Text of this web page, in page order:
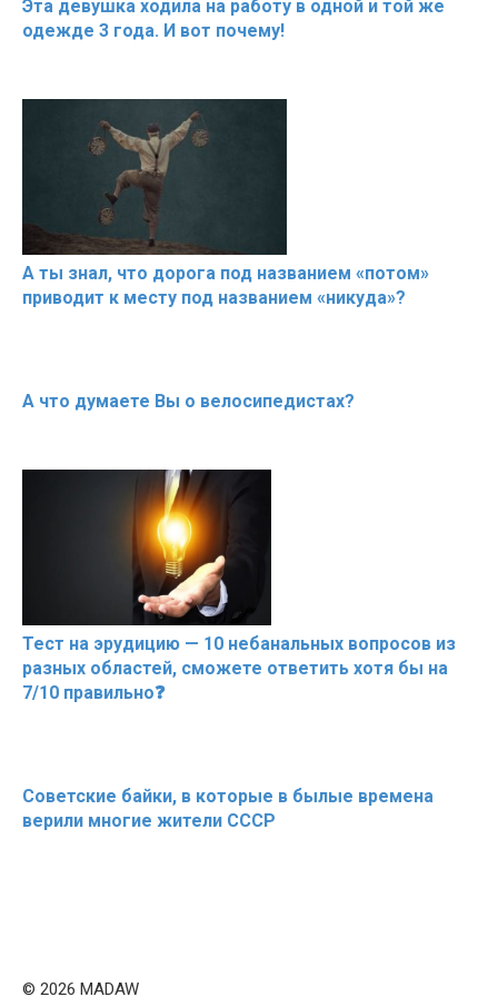
Эта девушка ходила на работу в одной и той же
одежде 3 года. И вот почему!
А ты знал, что дорога под названием «потом»
приводит к месту под названием «никуда»?
А что думаете Вы о велосипедистах?
Тест на эрудицию — 10 небанальных вопросов из
разных областей, сможете ответить хотя бы на
7/10 правильно❓
Советские байки, в которые в былые времена
верили многие жители СССР
© 2026 MADAW